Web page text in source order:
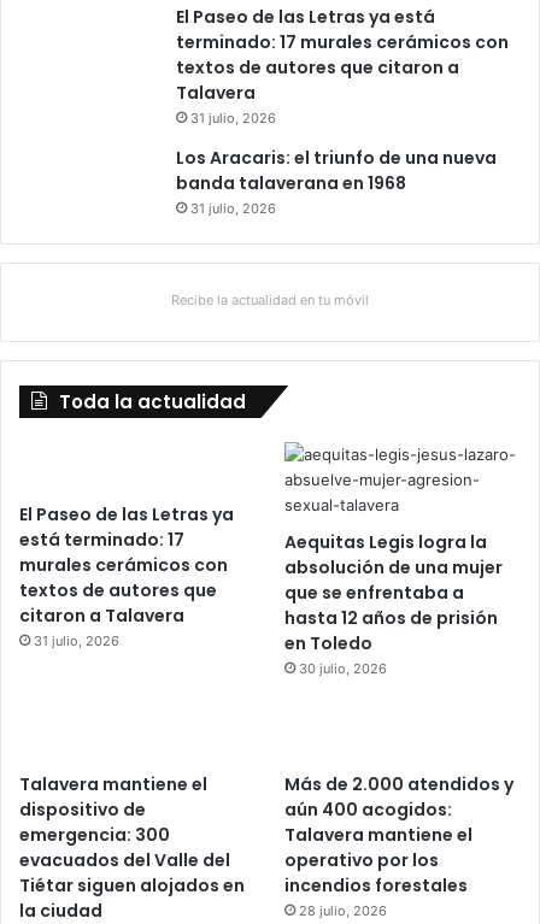
El Paseo de las Letras ya está
terminado: 17 murales cerámicos con
textos de autores que citaron a
Talavera
31 julio, 2026
Los Aracaris: el triunfo de una nueva
banda talaverana en 1968
31 julio, 2026
Recibe la actualidad en tu móvil
Toda la actualidad
El Paseo de las Letras ya
está terminado: 17
murales cerámicos con
textos de autores que
citaron a Talavera
31 julio, 2026
Aequitas Legis logra la
absolución de una mujer
que se enfrentaba a
hasta 12 años de prisión
en Toledo
30 julio, 2026
Talavera mantiene el
dispositivo de
emergencia: 300
evacuados del Valle del
Tiétar siguen alojados en
la ciudad
Más de 2.000 atendidos y
aún 400 acogidos:
Talavera mantiene el
operativo por los
incendios forestales
28 julio, 2026